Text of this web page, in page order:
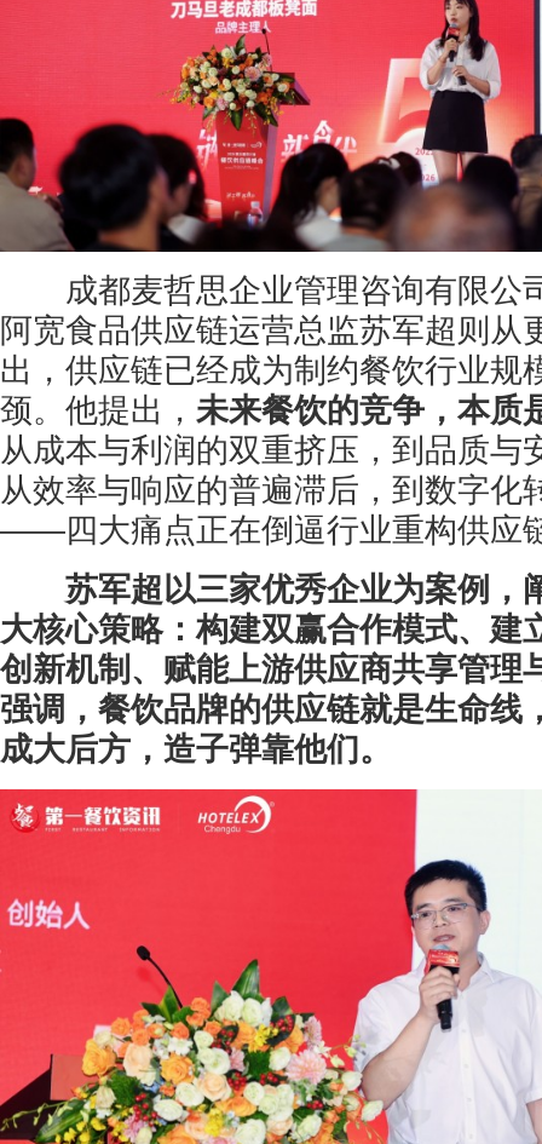
成都麦哲思企业管理咨询有限公
阿宽食品供应链运营总监苏军超则从
出，供应链已经成为制约餐饮行业规
颈。他提出， 未来餐饮的竞争，本质
从成本与利润的双重挤压，到品质与
从效率与响应的普遍滞后，到数字化
——四大痛点正在倒逼行业重构供应
苏军超以三家优秀企业为案例，
大核心策略：构建双赢合作模式、建
创新机制、赋能上游供应商共享管理
强调， 餐饮品牌的供应链就是生命线
成大后方，造子弹靠他们。